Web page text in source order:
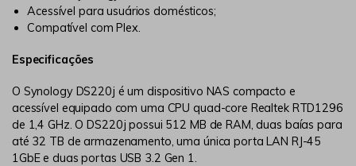
Acessível para usuários domésticos;
Compatível com Plex.
Especificações
O Synology DS220j é um dispositivo NAS compacto e
acessível equipado com uma CPU quad-core Realtek RTD1296
de 1,4 GHz. O DS220j possui 512 MB de RAM, duas baías para
até 32 TB de armazenamento, uma única porta LAN RJ-45
1GbE e duas portas USB 3.2 Gen 1.